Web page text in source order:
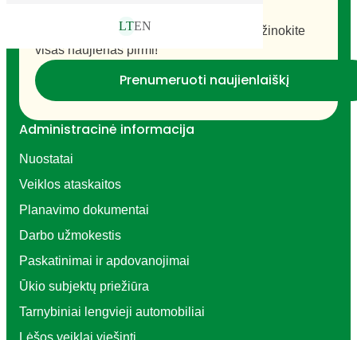
LTEN
Prenumeruokite mūsų naujienlaiškį ir sužinokite
visas naujienas pirmi!
Prenumeruoti naujienlaiškį
Administracinė informacija
Nuostatai
Veiklos ataskaitos
Planavimo dokumentai
Darbo užmokestis
Paskatinimai ir apdovanojimai
Ūkio subjektų priežiūra
Tarnybiniai lengvieji automobiliai
Lėšos veiklai viešinti